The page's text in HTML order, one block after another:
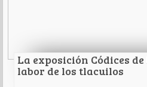
Leer
La exposición Códices
labor de los tlacuilos